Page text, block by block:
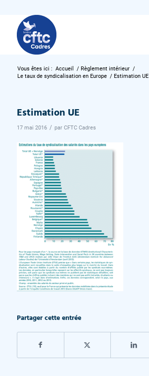
Vous êtes ici : Accueil / Règlement intérieur /
Le taux de syndicalisation en Europe / Estimation UE
Estimation UE
17 mai 2016 / par CFTC Cadres
Partager cette entrée